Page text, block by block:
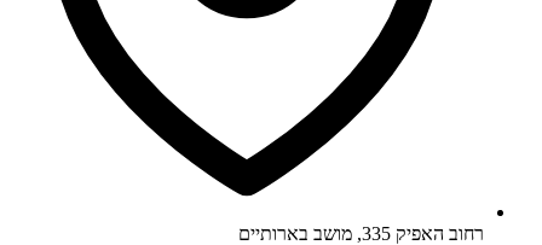
רחוב האפיק 335, מושב בארותיים